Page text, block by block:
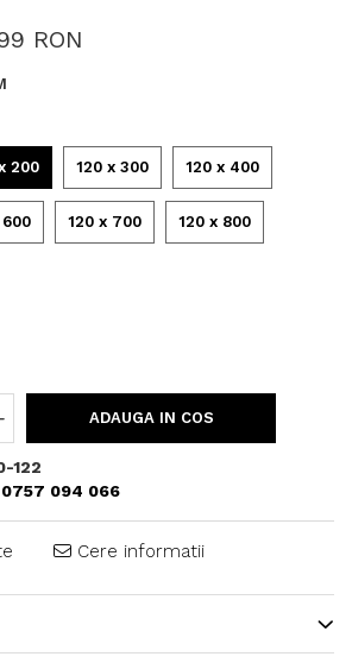
RON
200 120 x 300 120 x 400
600 120 x 700 120 x 800
ADAUGA IN COS
122
0757 094 066
Cere informatii